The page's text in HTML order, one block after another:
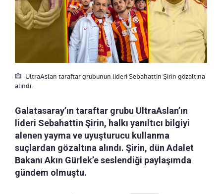
UltraAslan taraftar grubunun lideri Sebahattin Şirin gözaltına
alındı.
Galatasaray’ın taraftar grubu UltraAslan’ın
lideri Sebahattin Şirin, halkı yanıltıcı bilgiyi
alenen yayma ve uyuşturucu kullanma
suçlardan gözaltına alındı. Şirin, dün Adalet
Bakanı Akın Gürlek’e seslendiği paylaşımda
gündem olmuştu.